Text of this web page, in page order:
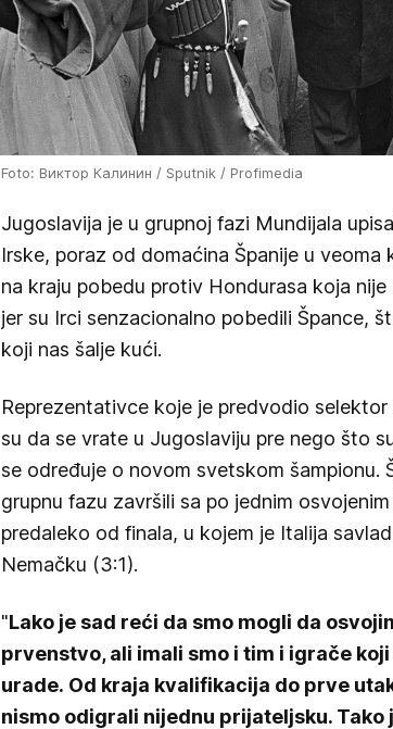
Foto: Виктор Калинин / Sputnik / Profimedia
Jugoslavija je u grupnoj fazi Mundijala
Irske, poraz od domaćina Španije u veoma
na kraju pobedu protiv Hondurasa koja
jer su Irci senzacionalno pobedili Špance,
koji nas šalje kući.
Reprezentativce koje je predvodio
su da se vrate u Jugoslaviju pre nego što
se određuje o novom svetskom šampionu.
grupnu fazu završili sa po jednim
predaleko od finala, u kojem je Italija
Nemačku (3:1).
"Lako je sad reći da smo mogli da
prvenstvo, ali imali smo i tim i igrače
urade. Od kraja kvalifikacija do prve
nismo odigrali nijednu prijateljsku. Tako